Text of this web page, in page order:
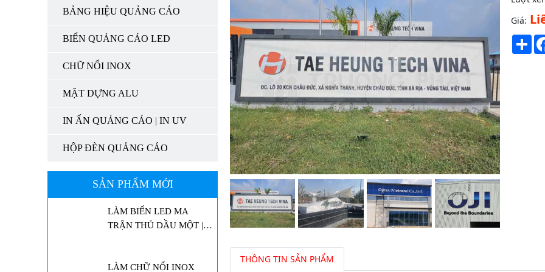
BẢNG HIỆU QUẢNG CÁO
BIỂN QUẢNG CÁO LED
CHỮ NỔI INOX
MẶT DỰNG ALU
IN ẤN QUẢNG CÁO | IN UV
HỘP ĐÈN QUẢNG CÁO
SẢN PHẨM MỚI
TRẬN BẾN CÁT | LED
QUẢNG CÁO | MÀN
HÌNH LED
LED MA TRẬN TÂN
AN | LED QUẢNG CÁO |
MÀN HÌNH LED
TRẬN THỦ DẦU MỘT |
LED QUẢNG CÁO
LÀM CHỮ NỔI INOX
TÂN UYÊN | NGHĨA
LÀM CHỮ NỔI INOX
Giá:
THÔNG TIN SẢN PHẨM